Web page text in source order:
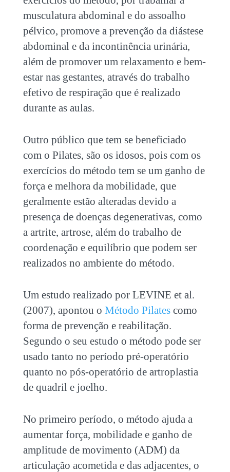
musculatura abdominal e do assoalho
pélvico, promove a prevenção da diástese
abdominal e da incontinência urinária,
além de promover um relaxamento e bem-
estar nas gestantes, através do trabalho
efetivo de respiração que é realizado
durante as aulas.
Outro público que tem se beneficiado
com o Pilates, são os idosos, pois com os
exercícios do método tem se um ganho de
força e melhora da mobilidade, que
geralmente estão alteradas devido a
presença de doenças degenerativas, como
a artrite, artrose, além do trabalho de
coordenação e equilíbrio que podem ser
realizados no ambiente do método.
Um estudo realizado por LEVINE et al.
(2007), apontou o Método Pilatescomo
forma de prevenção e reabilitação.
Segundo o seu estudo o método pode ser
usado tanto no período pré-operatório
quanto no pós-operatório de artroplastia
de quadril e joelho.
No primeiro período, o método ajuda a
aumentar força, mobilidade e ganho de
amplitude de movimento (ADM) da
articulação acometida e das adjacentes, o